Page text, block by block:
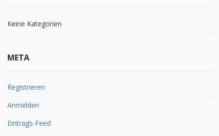
Keine Kategorien
META
Registrieren
Anmelden
Eintrags-Feed